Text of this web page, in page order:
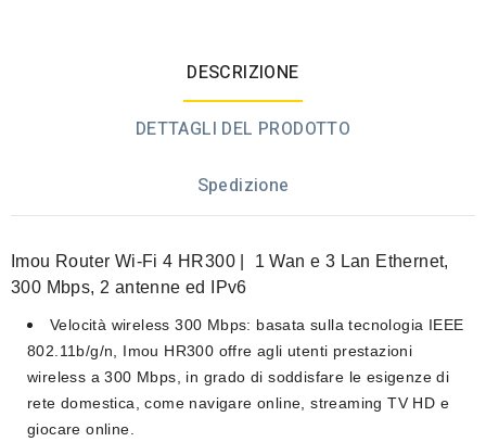
DESCRIZIONE
DETTAGLI DEL PRODOTTO
Spedizione
Imou Router Wi-Fi 4 HR300 | 1 Wan e 3 Lan Ethernet,
300 Mbps, 2 antenne ed IPv6
Velocità wireless 300 Mbps: basata sulla tecnologia IEEE
802.11b/g/n, Imou HR300 offre agli utenti prestazioni
wireless a 300 Mbps, in grado di soddisfare le esigenze di
rete domestica, come navigare online, streaming TV HD e
giocare online.